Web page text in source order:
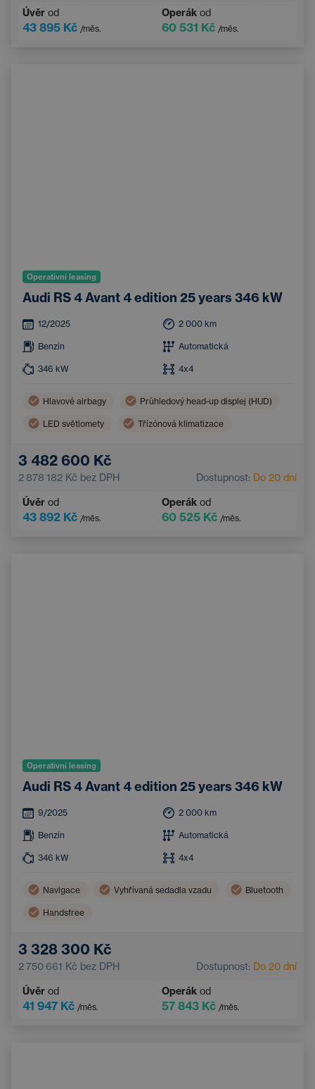
Sportovní volant
Úvěr od
43 895 Kč /měs.
Operák od
60 531 Kč /měs.
Operativní leasing
Audi RS 4 Avant 4 edition 25 years 346 kW
12/2025 2 000 km
Benzín Automatická
346 kW 4x4
Hlavové airbagy Průhledový head-up displej (HUD)
LED světlomety Třízónová klimatizace
El. sklopná vnější zrcátka
Sportovní volant
3 482 600 Kč
2 878 182 Kč bez DPH Dostupnost: Do 20 dní
Úvěr od
43 892 Kč /měs.
Operák od
60 525 Kč /měs.
Operativní leasing
Audi RS 4 Avant 4 edition 25 years 346 kW
9/2025 2 000 km
Benzín Automatická
346 kW 4x4
Navigace Vyhřívaná sedadla vzadu Bluetooth
Handsfree
3 328 300 Kč
2 750 661 Kč bez DPH Dostupnost: Do 20 dní
Úvěr od
41 947 Kč /měs.
Operák od
57 843 Kč /měs.